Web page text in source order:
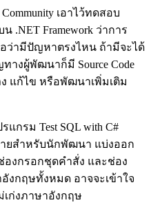
เอาไว้ทดสอบ
.NET Framework ว่าการ
ว่ามีปัญหาตรงไหน ถ้ามีจะได้
างผู้พัฒนาก็มี Source Code
แก้ไข หรือพัฒนาเพิ่มเติม
แกรม Test SQL with C#
ง่ายสำหรับนักพัฒนา แบ่งออก
องกรอกชุดคำสั่ง และช่อง
งกฤษทั้งหมด อาจจะเข้าใจ
ก่งภาษาอังกฤษ